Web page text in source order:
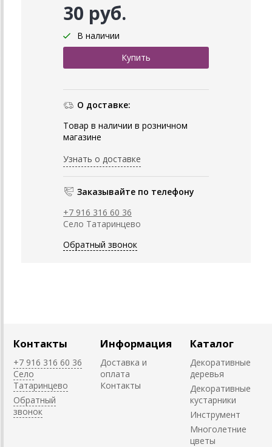
30 руб.
В наличии
О доставке:
Товар в наличии в розничном
магазине
Узнать о доставке
Заказывайте по телефону
+7 916 316 60 36
Село Татаринцево
Обратный звонок
Контакты
+7 916 316 60 36
Село
Татаринцево
Обратный
звонок
Информация
Доставка и
оплата
Контакты
Каталог
Декоративные
деревья
Декоративные
кустарники
Инструмент
Многолетние
цветы